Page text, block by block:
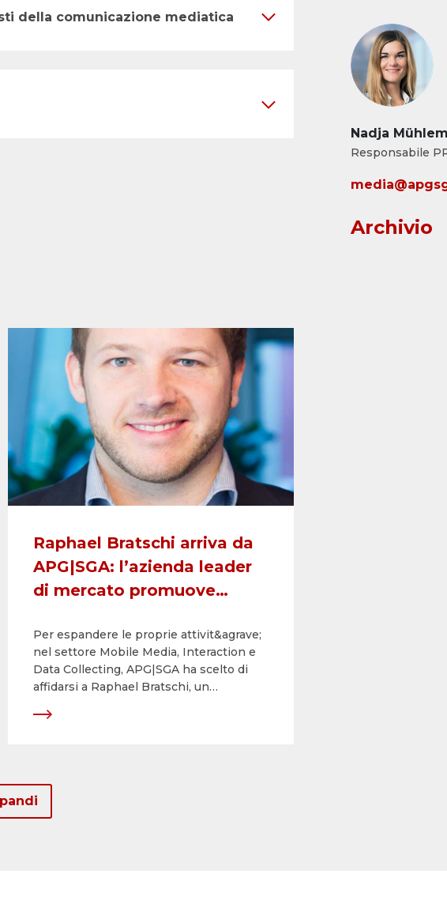
della comunicazione mediatica
Raphael Bratschi arriva da
APG|SGA: l’azienda leader
di mercato promuove
Home e Mobile Media
Per espandere le proprie attivit&agrave;
nel settore Mobile Media, Interaction e
Data Collecting, APG|SGA ha scelto di
affidarsi a Raphael Bratschi, un
ramo e specialista di comprovata
leader di mercato della pubblicit&agrave;
esterna in Svizzera.
Nadja
Responsabile
Archivio